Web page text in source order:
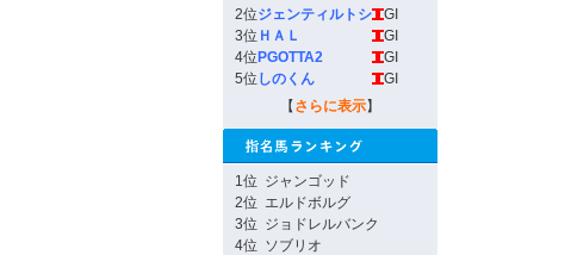
2位ジェンティルトシ
GI
3位 ＨＡＬ
GI
4位 PGOTTA2
GI
5位 しのくん
GI
【 さらに表示】
1位 ジャンゴッド
2位 エルドボルグ
3位 ジョドレルバンク
4位 ソブリオ